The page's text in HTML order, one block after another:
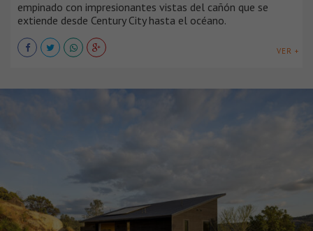
empinado con impresionantes vistas del cañón que se
extiende desde Century City hasta el océano.
VER +